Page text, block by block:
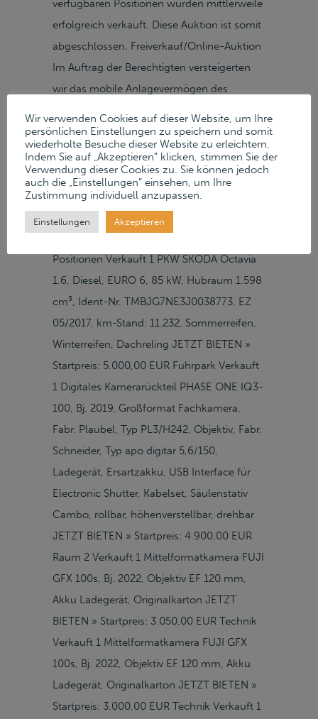
verfügbaren Positionen wurden mittlerweile
erfolgreich verkauft. Diese Auktion ist somit
abgeschlossen. Freiverkauf/Online-Auktion
Im Auftrag der Berechtigten versteigerten
wir das mobile Anlagevermögen des
Pforzheim in einer Online-Auktion und
einem darauf folgenden Freiverkauf auf
unserer Auktionsplattform.
AbholungAbholung Nach Vereinbarung
Studio 11d GmbH Dennigstraße 5 D–
Positionen Verkauft 1 PKW SKODA Octavia
1.6, Diesel, EURO 6, 85 kW, Hubraum 1.598
cm³, Ident-Nr. TMBJG7NE3J0038773, EZ
05/2017, km-Stand: 11.232, Sommerreifen,
Winterreifen, Dachreling JETZT BIETEN »
Startpreis: 5.000,00 EUR Fuhrpark Verkauft
1 Digitales Kamerarückteil PHASE ONE IQ3-
100, Bj. 2019, Großformat Fachkamera,
Fabr. Plaubel, Typ PL3/H242, Objektiv, Fabr.
Schneider, Typ apo digitar 5,6/150,
Ladegerät, Ersartzakku, USB Interface für
Electronic Shutter, Kabelset, Säulenstativ
Cambo, rollbar, höhenverstellbar, drehbar
JETZT BIETEN » Startpreis: 4.900,00 EUR
Raum 2 Verkauft 1 Mittelformatkamera FUJI
GFX 100s, Bj. 2022, Objektiv EF 120 mm,
Akku Ladegerät, Originalkarton JETZT
BIETEN » Startpreis: 3.050,00 EUR Technik
Verkauft 1 Mittelformatkamera FUJI GFX
100s, Bj. 2022, Objektiv EF 120 mm, Akku
Ladegerät, Originalkarton JETZT BIETEN »
Startpreis: 3.000,00 EUR Technik Verkauft 1
Wir verwenden Cookies auf dieser Website, um Ihre
persönlichen Einstellungen zu speichern und somit
wiederholte Besuche dieser Website zu erleichtern.
Indem Sie auf „Akzeptieren“ klicken, stimmen Sie der
Verwendung dieser Cookies zu. Sie können jedoch
auch die „Einstellungen“ einsehen, um Ihre
Zustimmung individuell anzupassen.
Einstellungen Akzeptieren